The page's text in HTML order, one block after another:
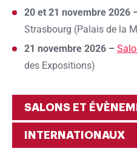
20 et 21 novembre 2026
Strasbourg (Palais de la
21 novembre 2026 –
des Expositions)
SALONS ET
INTERNATIONAUX